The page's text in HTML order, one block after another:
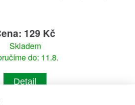
129 Kč
Skladem
do: 11.8.
Detail